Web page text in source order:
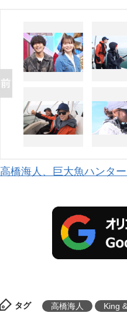
高橋海人、巨大魚ハンタ
タグ 高橋海人 King